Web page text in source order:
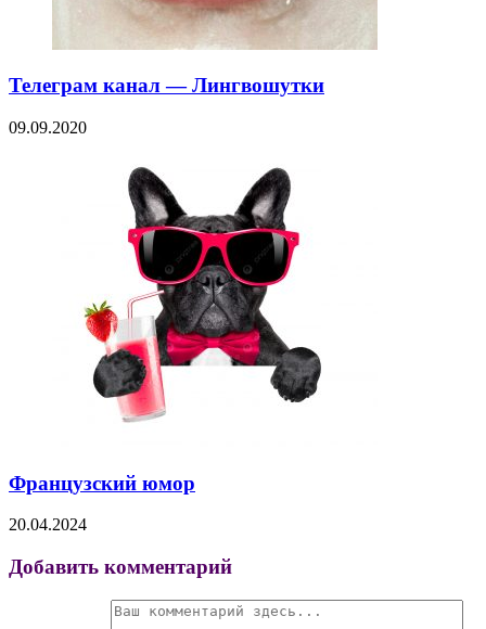
Телеграм канал — Лингвошутки
09.09.2020
Французский юмор
20.04.2024
Добавить комментарий